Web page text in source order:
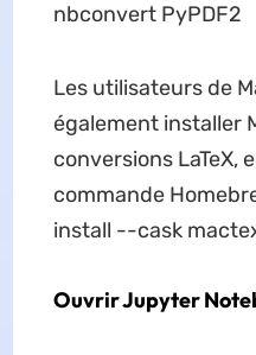
nbconvert PyPDF2
Les utilisateurs de
également installer
conversions LaTeX,
commande
install --cask
Ouvrir Jupyter